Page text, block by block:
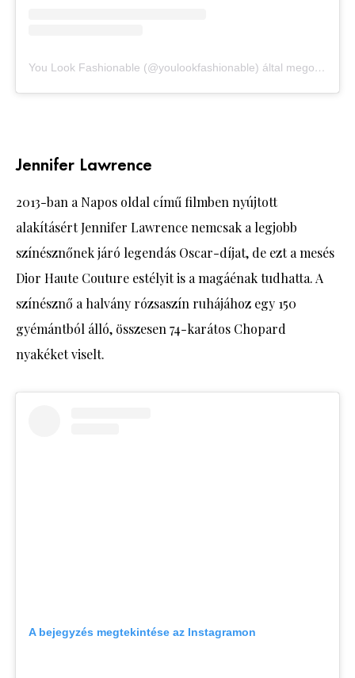
You Look Fashionable (@youlookfashionable) által megosztott bejegyzés
Jennifer Lawrence
2013-ban a Napos oldal című filmben nyújtott
alakításért Jennifer Lawrence nemcsak a legjobb
színésznőnek járó legendás Oscar-díjat, de ezt a mesés
Dior Haute Couture estélyit is a magáénak tudhatta. A
színésznő a halvány rózsaszín ruhájához egy 150
gyémántból álló, összesen 74-karátos Chopard
nyakéket viselt.
A bejegyzés megtekintése az Instagramon